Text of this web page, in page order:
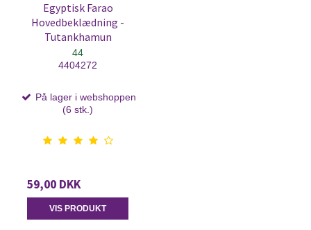
Egyptisk Farao
Hovedbeklædning -
Tutankhamun
44
4404272
På lager i webshoppen
(6 stk.)
59,00 DKK
VIS PRODUKT